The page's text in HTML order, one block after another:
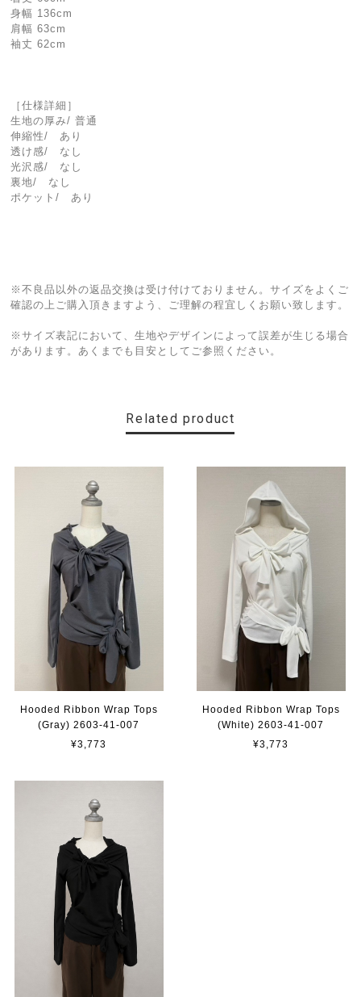
身幅 136cm
肩幅 63cm
袖丈 62cm
［仕様詳細］
生地の厚み/ 普通
伸縮性/ あり
透け感/ なし
光沢感/ なし
裏地/ なし
ポケット/ あり
※不良品以外の返品交換は受け付けておりません。サイズをよくご
確認の上ご購入頂きますよう、ご理解の程宜しくお願い致します。
※サイズ表記において、生地やデザインによって誤差が生じる場合
があります。あくまでも目安としてご参照ください。
Related product
Hooded Ribbon Wrap Tops
(Gray) 2603-41-007
¥3,773
Hooded Ribbon Wrap Tops
(White) 2603-41-007
¥3,773